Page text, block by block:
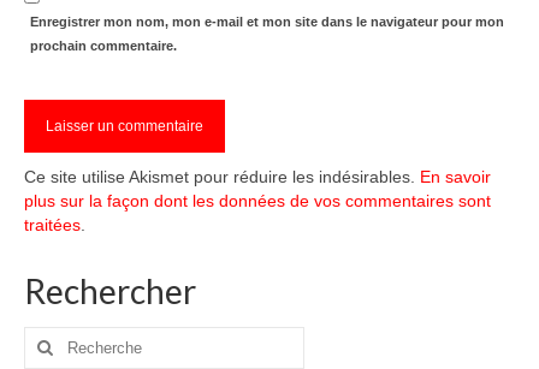
Enregistrer mon nom, mon e-mail et mon site dans le navigateur pour mon
prochain commentaire.
Ce site utilise Akismet pour réduire les indésirables. En savoir
plus sur la façon dont les données de vos commentaires sont
traitées.
Rechercher
Rechercher